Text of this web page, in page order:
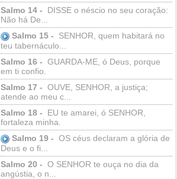
Salmo 14 -
DISSE o néscio no seu coração:
Não há De...
Salmo 15 -
SENHOR, quem habitará no
teu tabernáculo...
Salmo 16 - GUARDA-ME, ó Deus, porque
em ti confio.
Salmo 17 - OUVE, SENHOR, a justiça;
atende ao meu c...
Salmo 18 -
EU te amarei, ó SENHOR,
fortaleza minha.
Salmo 19 - OS céus declaram a glória de
Deus e o fi...
Salmo 20 - O SENHOR te ouça no dia da
angústia, o n...